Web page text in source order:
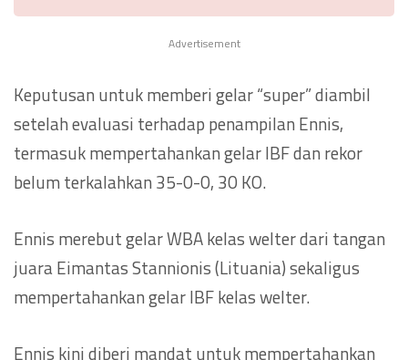
Advertisement
Keputusan untuk memberi gelar “super” diambil
setelah evaluasi terhadap penampilan Ennis,
termasuk mempertahankan gelar IBF dan rekor
belum terkalahkan 35-0-0, 30 KO.
Ennis merebut gelar WBA kelas welter dari tangan
juara Eimantas Stannionis (Lituania) sekaligus
mempertahankan gelar IBF kelas welter.
Ennis kini diberi mandat untuk mempertahankan